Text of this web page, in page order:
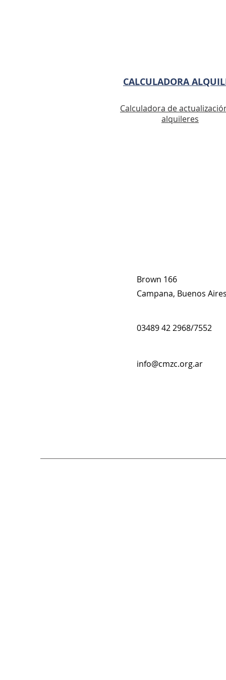
estamos autorizados a percibir
– El contrato debe estar
firmado por todas las personas
CALCULADORA
Calculadora de
alquileres
Brown 166
Campana, Buenos
03489 42 2968/7552
info@cmzc.org.ar